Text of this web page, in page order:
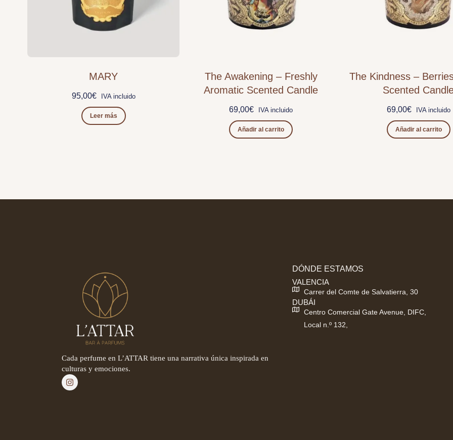
MARY
95,00€ IVA incluido
Leer más
The Awakening – Freshly
Aromatic Scented Candle
69,00€ IVA incluido
Añadir al carrito
The Kindness –
Scented
69,00€ IVA incluido
Añadir al carrito
Cada perfume en L’ATTAR tiene una narrativa única inspirada en
culturas y emociones.
DÓNDE ESTAMOS
VALENCIA
Carrer del Comte de Salvatierra, 30
DUBÁI
Centro Comercial Gate Avenue, DIFC,
Local n.º 132,